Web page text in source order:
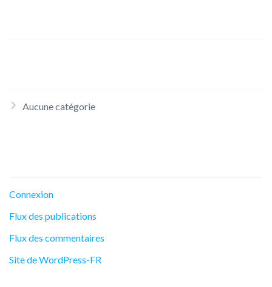
Aucune catégorie
Connexion
Flux des publications
Flux des commentaires
Site de WordPress-FR